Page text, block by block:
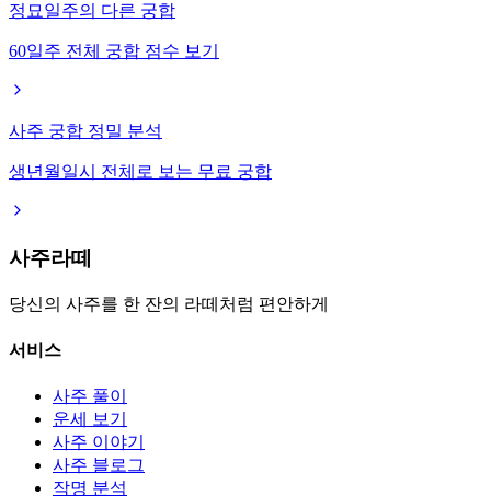
정묘일주의 다른 궁합
60일주 전체 궁합 점수 보기
사주 궁합 정밀 분석
생년월일시 전체로 보는 무료 궁합
사주라떼
당신의 사주를 한 잔의 라떼처럼 편안하게
서비스
사주 풀이
운세 보기
사주 이야기
사주 블로그
작명 분석